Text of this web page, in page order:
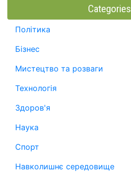
Categories
Політика
Бізнес
Мистецтво та розваги
Технологія
Здоров'я
Наука
Спорт
Навколишнє середовище